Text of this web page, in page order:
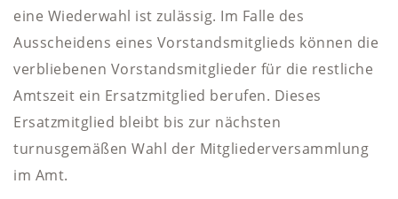
eine Wiederwahl ist zulässig. Im Falle des
Ausscheidens eines Vorstandsmitglieds können die
verbliebenen Vorstandsmitglieder für die restliche
Amtszeit ein Ersatzmitglied berufen. Dieses
Ersatzmitglied bleibt bis zur nächsten
turnusgemäßen Wahl der Mitgliederversammlung
im Amt.